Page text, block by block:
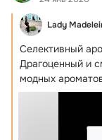
Lady
Селективный
Драгоценный и
модных